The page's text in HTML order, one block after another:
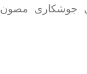
جوشکاری مصون